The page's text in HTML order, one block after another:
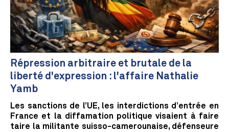
Répression arbitraire et brutale de la
liberté d'expression : l'affaire Nathalie
Yamb
Les sanctions de l’UE, les interdictions d’entrée en
France et la diffamation politique visaient à faire
taire la militante suisso-camerounaise, défenseure